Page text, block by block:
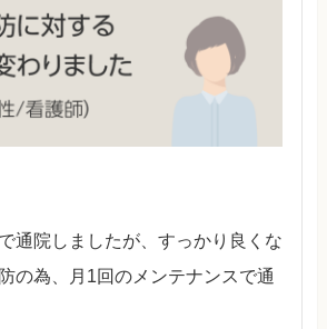
通院しましたが、すっかり良くな
の為、月1回のメンテナンスで通